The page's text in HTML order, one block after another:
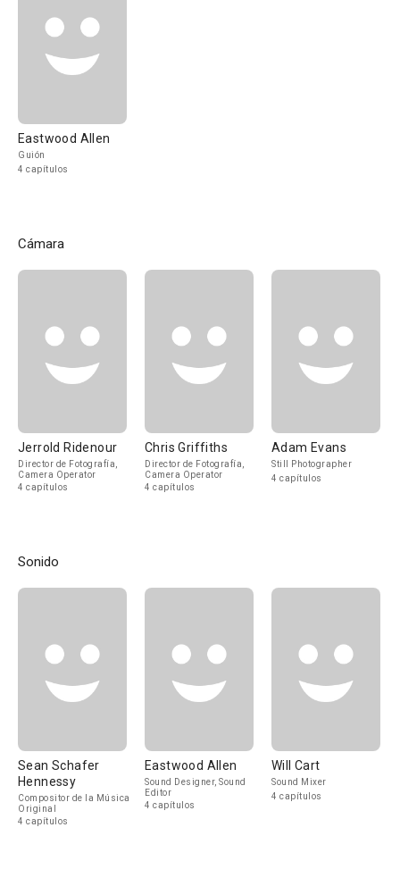
Eastwood Allen
Guión
4 capítulos
Cámara
Jerrold Ridenour
Director de Fotografía,
Camera Operator
4 capítulos
Chris Griffiths
Director de Fotografía,
Camera Operator
4 capítulos
Adam Evans
Still Photographer
4 capítulos
Sonido
Sean Schafer
Hennessy
Compositor de la Música
Original
4 capítulos
Eastwood Allen
Sound Designer, Sound
Editor
4 capítulos
Will Cart
Sound Mixer
4 capítulos